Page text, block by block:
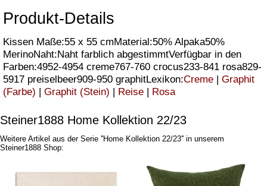
Produkt-Details
Kissen Maße:55 x 55 cmMaterial:50% Alpaka50%
MerinoNaht:Naht farblich abgestimmtVerfügbar in den
Farben:4952-4954 creme767-760 crocus233-841 rosa829-
5917 preiselbeer909-950 graphitLexikon:Creme | Graphit
(Farbe) | Graphit (Stein) | Reise | Rosa
Steiner1888 Home Kollektion 22/23
Weitere Artikel aus der Serie ''Home Kollektion 22/23'' in unserem
Steiner1888 Shop: